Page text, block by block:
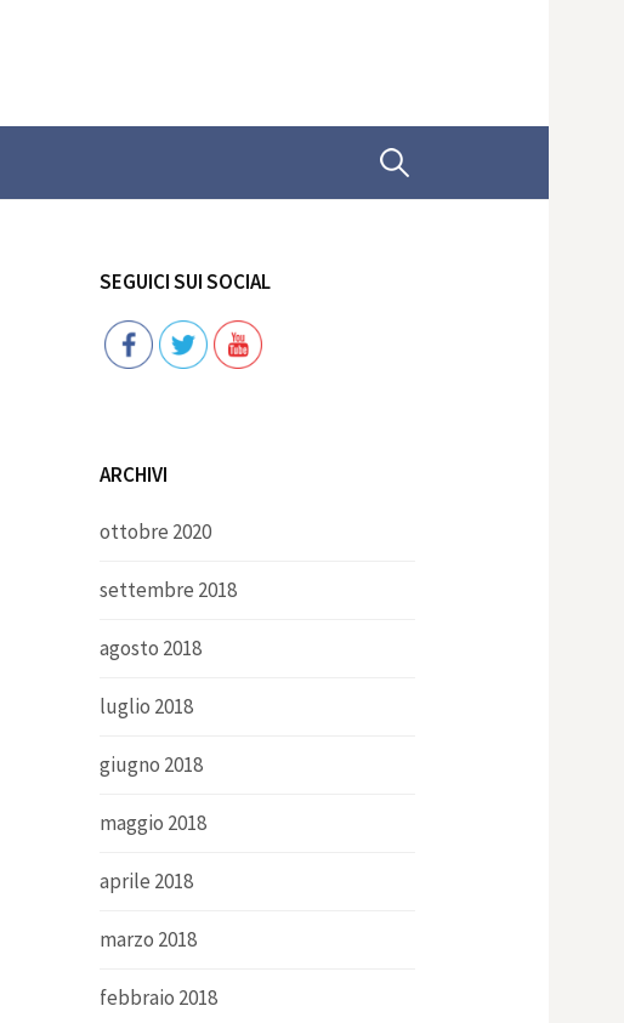
Ricerca
SEGUICI SUI SOCIAL
Follow
ARCHIVI
ottobre 2020
settembre 2018
agosto 2018
luglio 2018
giugno 2018
maggio 2018
aprile 2018
marzo 2018
febbraio 2018